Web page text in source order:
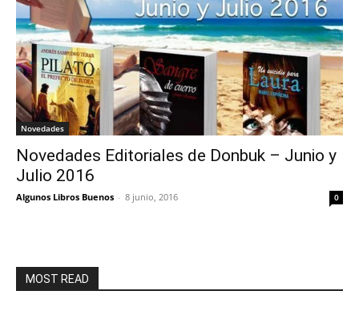
Novedades
Novedades Editoriales de Donbuk – Junio y
Julio 2016
Algunos Libros Buenos - 8 junio, 2016 0
MOST READ